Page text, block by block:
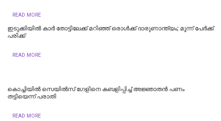
READ MORE
ഇടുക്കിയിൽ കാർ തോട്ടിലേക്ക് മറിഞ്ഞ് ഒരാൾക്ക് ദാരുണാന്ത്യം; മൂന്ന് പേർക്ക്
പരിക്ക്
READ MORE
കൊച്ചിയിൽ സെയിൽസ് ഗേളിനെ കബളിപ്പിച്ച് അജ്ഞാതന്‍ പണം
തട്ടിയെന്ന് പരാതി
READ MORE